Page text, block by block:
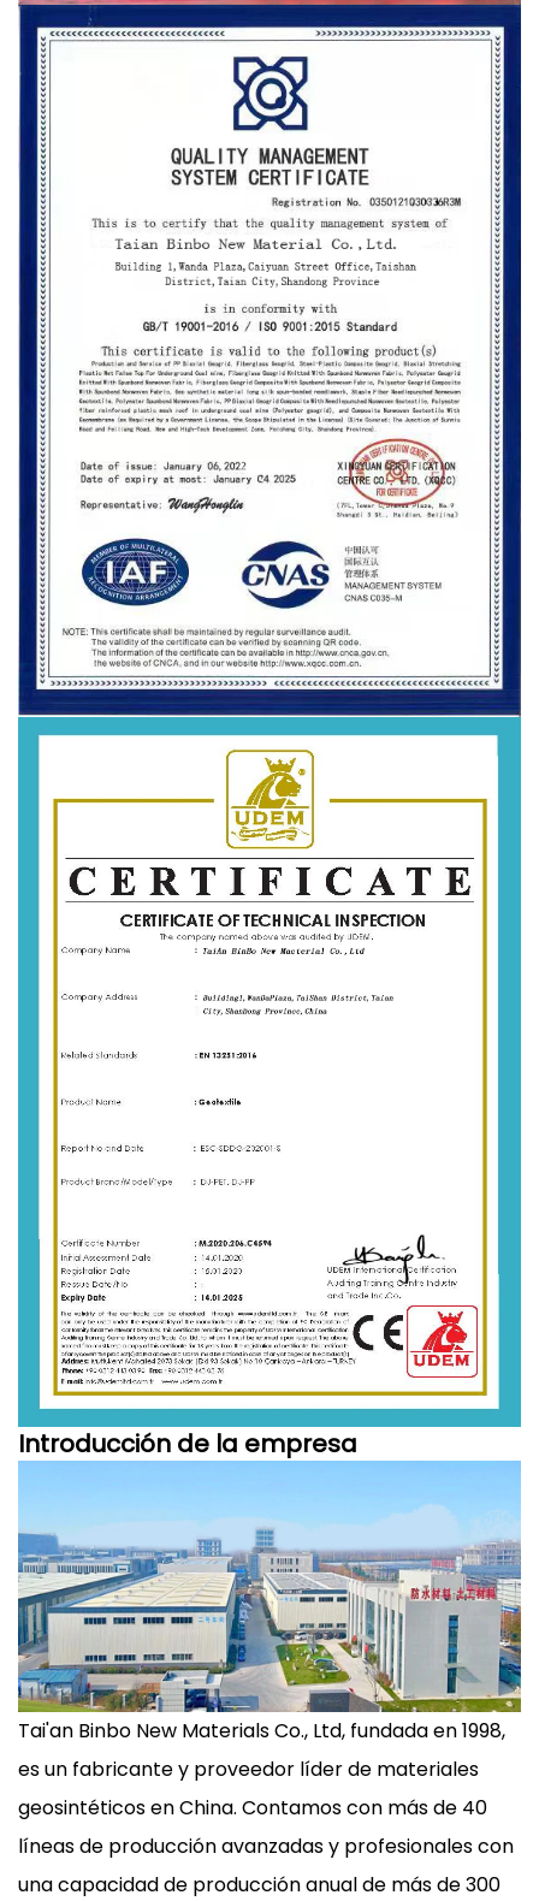
Introducción de la empresa
Tai'an Binbo New Materials Co., Ltd, fundada en 1998,
es un fabricante y proveedor líder de materiales
geosintéticos en China. Contamos con más de 40
líneas de producción avanzadas y profesionales con
una capacidad de producción anual de más de 300